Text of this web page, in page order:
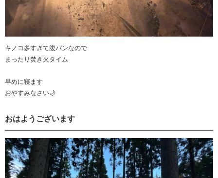
キノコ多すぎて腹パンなので
まったり焚き火タイム
早めに寝ます
おやすみなさい🌙
おはようございます